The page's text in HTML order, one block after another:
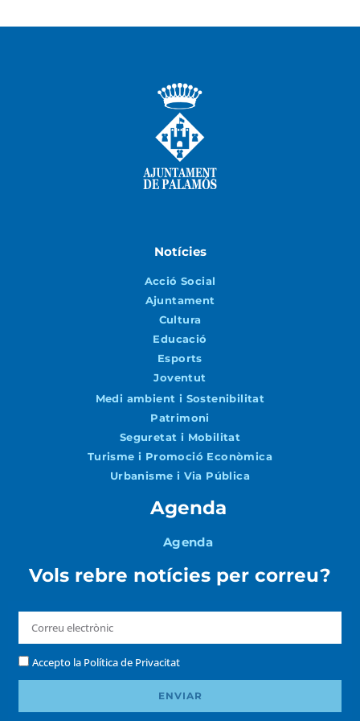
Notícies
Acció Social
Ajuntament
Cultura
Educació
Esports
Joventut
Medi ambient i Sostenibilitat
Patrimoni
Seguretat i Mobilitat
Turisme i Promoció Econòmica
Urbanisme i Via Pública
Agenda
Agenda
Vols rebre notícies per correu?
Accepto la Política de Privacitat
ENVIAR